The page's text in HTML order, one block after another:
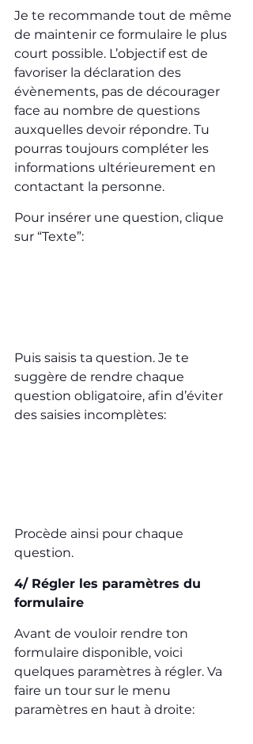
Je te recommande tout de même
de maintenir ce formulaire le plus
court possible. L’objectif est de
favoriser la déclaration des
évènements, pas de décourager
face au nombre de questions
auxquelles devoir répondre. Tu
pourras toujours compléter les
informations ultérieurement en
contactant la personne.
Pour insérer une question, clique
sur “Texte”:
Puis saisis ta question. Je te
suggère de rendre chaque
question obligatoire, afin d’éviter
des saisies incomplètes:
Procède ainsi pour chaque
question.
4/ Régler les paramètres du
formulaire
Avant de vouloir rendre ton
formulaire disponible, voici
quelques paramètres à régler. Va
faire un tour sur le menu
paramètres en haut à droite: